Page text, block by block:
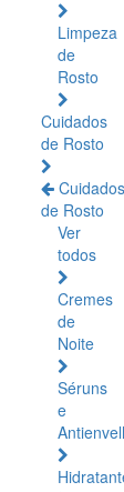
Limpeza
de
Rosto
Cuidados
de Rosto
Cuidados
de Rosto
Ver
todos
Cremes
de
Noite
Séruns
e